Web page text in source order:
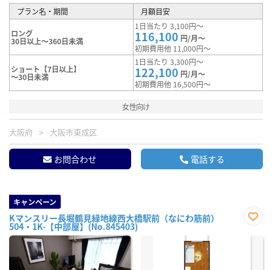
プラン名・期間 月額目安
ロング
30日以上～360日未満
1日当たり 3,100円～
116,100 円/月～
初期費用他 11,000円～
ショート【7日以上】
～30日未満
1日当たり 3,300円～
122,100 円/月～
初期費用他 16,500円～
女性向け
大阪府 大阪市東成区
お問合わせ 電話する
キャンペーン
Kマンスリー長堀鶴見緑地線西大橋駅前（なにわ筋前）
504・1K-【中部屋】(No.845403)
に入